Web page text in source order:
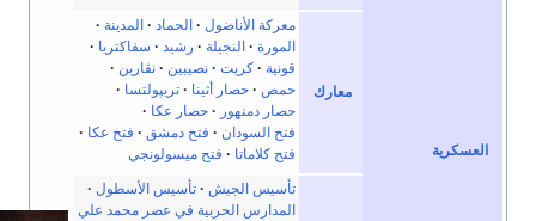
معركة الأناضول الحماد
المدينة
النجيلة رشيد
سفاكتريا
كريت نصيبين
نڤارين
حمص
حصار أثينا
تريپولتسا
حصار دمنهور
حصار عكا
فتح السودان
فتح دمشق
فتح عكا
فتح كلاماتا
فتح ميسولونجي
تأسيس الجيش
تأسيس الأسطول
المدارس الحربية في عصر محمد علي